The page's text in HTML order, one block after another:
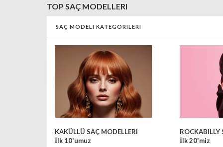
TOP SAÇ MODELLERI
SAÇ MODELI KATEGORILERI
KAKÜLLÜ SAÇ MODELLERI
İlk 10'umuz
ROCKABILLY
İlk 20'miz